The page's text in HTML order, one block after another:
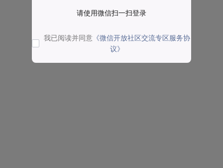
请使用微信扫一扫登录
我已阅读并同意 《微信开放社区交流专区服务协
议》